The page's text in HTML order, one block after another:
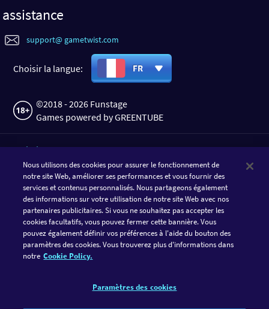
assistance
support@ gametwist.com
Choisir la langue: FR
©2018 - 2026 Funstage
Games powered by GREENTUBE
TÉLÉCHARGER L'APPLI
SUIVRE GAMETWIST
FACEBOOK
Nous utilisons des cookies pour assurer le fonctionnement de
notre site Web, améliorer ses performances et vous fournir des
services et contenus personnalisés. Nous partageons également
des informations sur votre utilisation de notre site Web avec nos
partenaires publicitaires. Si vous ne souhaitez pas accepter les
cookies facultatifs, vous pouvez fermer cette bannière. Vous
pouvez également définir vos préférences à l'aide du bouton des
paramètres des cookies. Vous trouverez plus d'informations dans
notre Cookie Policy.
Paramètres des cookies